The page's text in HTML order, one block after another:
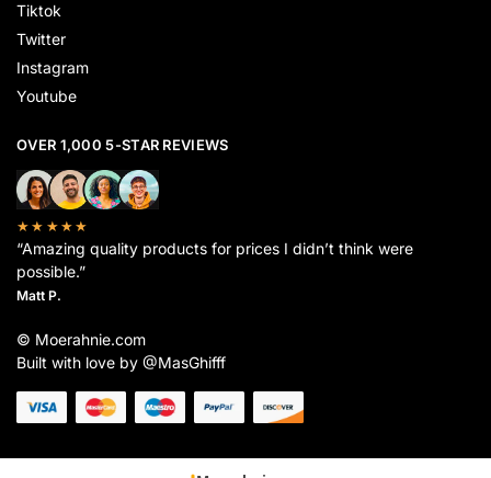
Tiktok
Twitter
Instagram
Youtube
OVER 1,000 5-STAR REVIEWS
★★★★★
“Amazing quality products for prices I didn’t think were
possible.”
Matt P.
© Moerahnie.com
Built with love by @MasGhifff